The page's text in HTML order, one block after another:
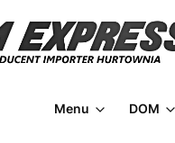
Menu DOM